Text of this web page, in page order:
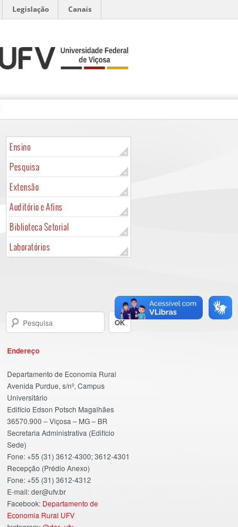
Legislação Canais
Ensino
Pesquisa
Extensão
Auditório e Afins
Biblioteca Setorial
Laboratórios
Endereço
Departamento de Economia Rural
Avenida Purdue, s/nº, Campus
Universitário
Edifício Edson Potsch Magalhães
36570.900 – Viçosa – MG – BR
Secretaria Administrativa (Edifício
Sede)
Fone: +55 (31) 3612-4300; 3612-4301
Recepção (Prédio Anexo)
Fone: +55 (31) 3612-4312
E-mail: der@ufv.br
Facebook: Departamento de
Economia Rural UFV